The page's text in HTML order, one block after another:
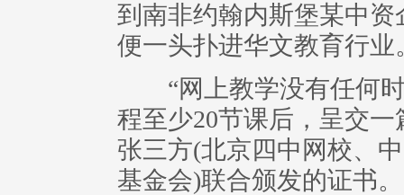
到南非约翰内斯堡某中
便一头扑进华文教育行业
“网上教学没有任何时
程至少20节课后，呈交
张三方(北京四中网校、
基金会)联合颁发的证书